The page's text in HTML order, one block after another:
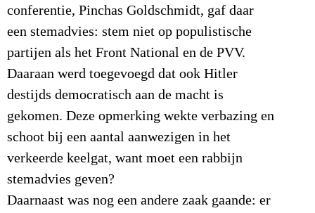
conferentie, Pinchas Goldschmidt, gaf daar
een stemadvies: stem niet op populistische
partijen als het Front National en de PVV.
Daaraan werd toegevoegd dat ook Hitler
destijds democratisch aan de macht is
gekomen. Deze opmerking wekte verbazing en
schoot bij een aantal aanwezigen in het
verkeerde keelgat, want moet een rabbijn
stemadvies geven?
Daarnaast was nog een andere zaak gaande: er